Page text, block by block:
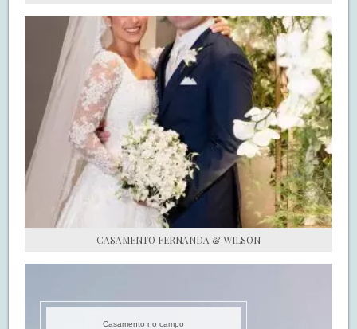
CASAMENTO FERNANDA & WILSON
Casamento no campo